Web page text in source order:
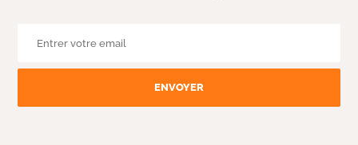
ENVOYER